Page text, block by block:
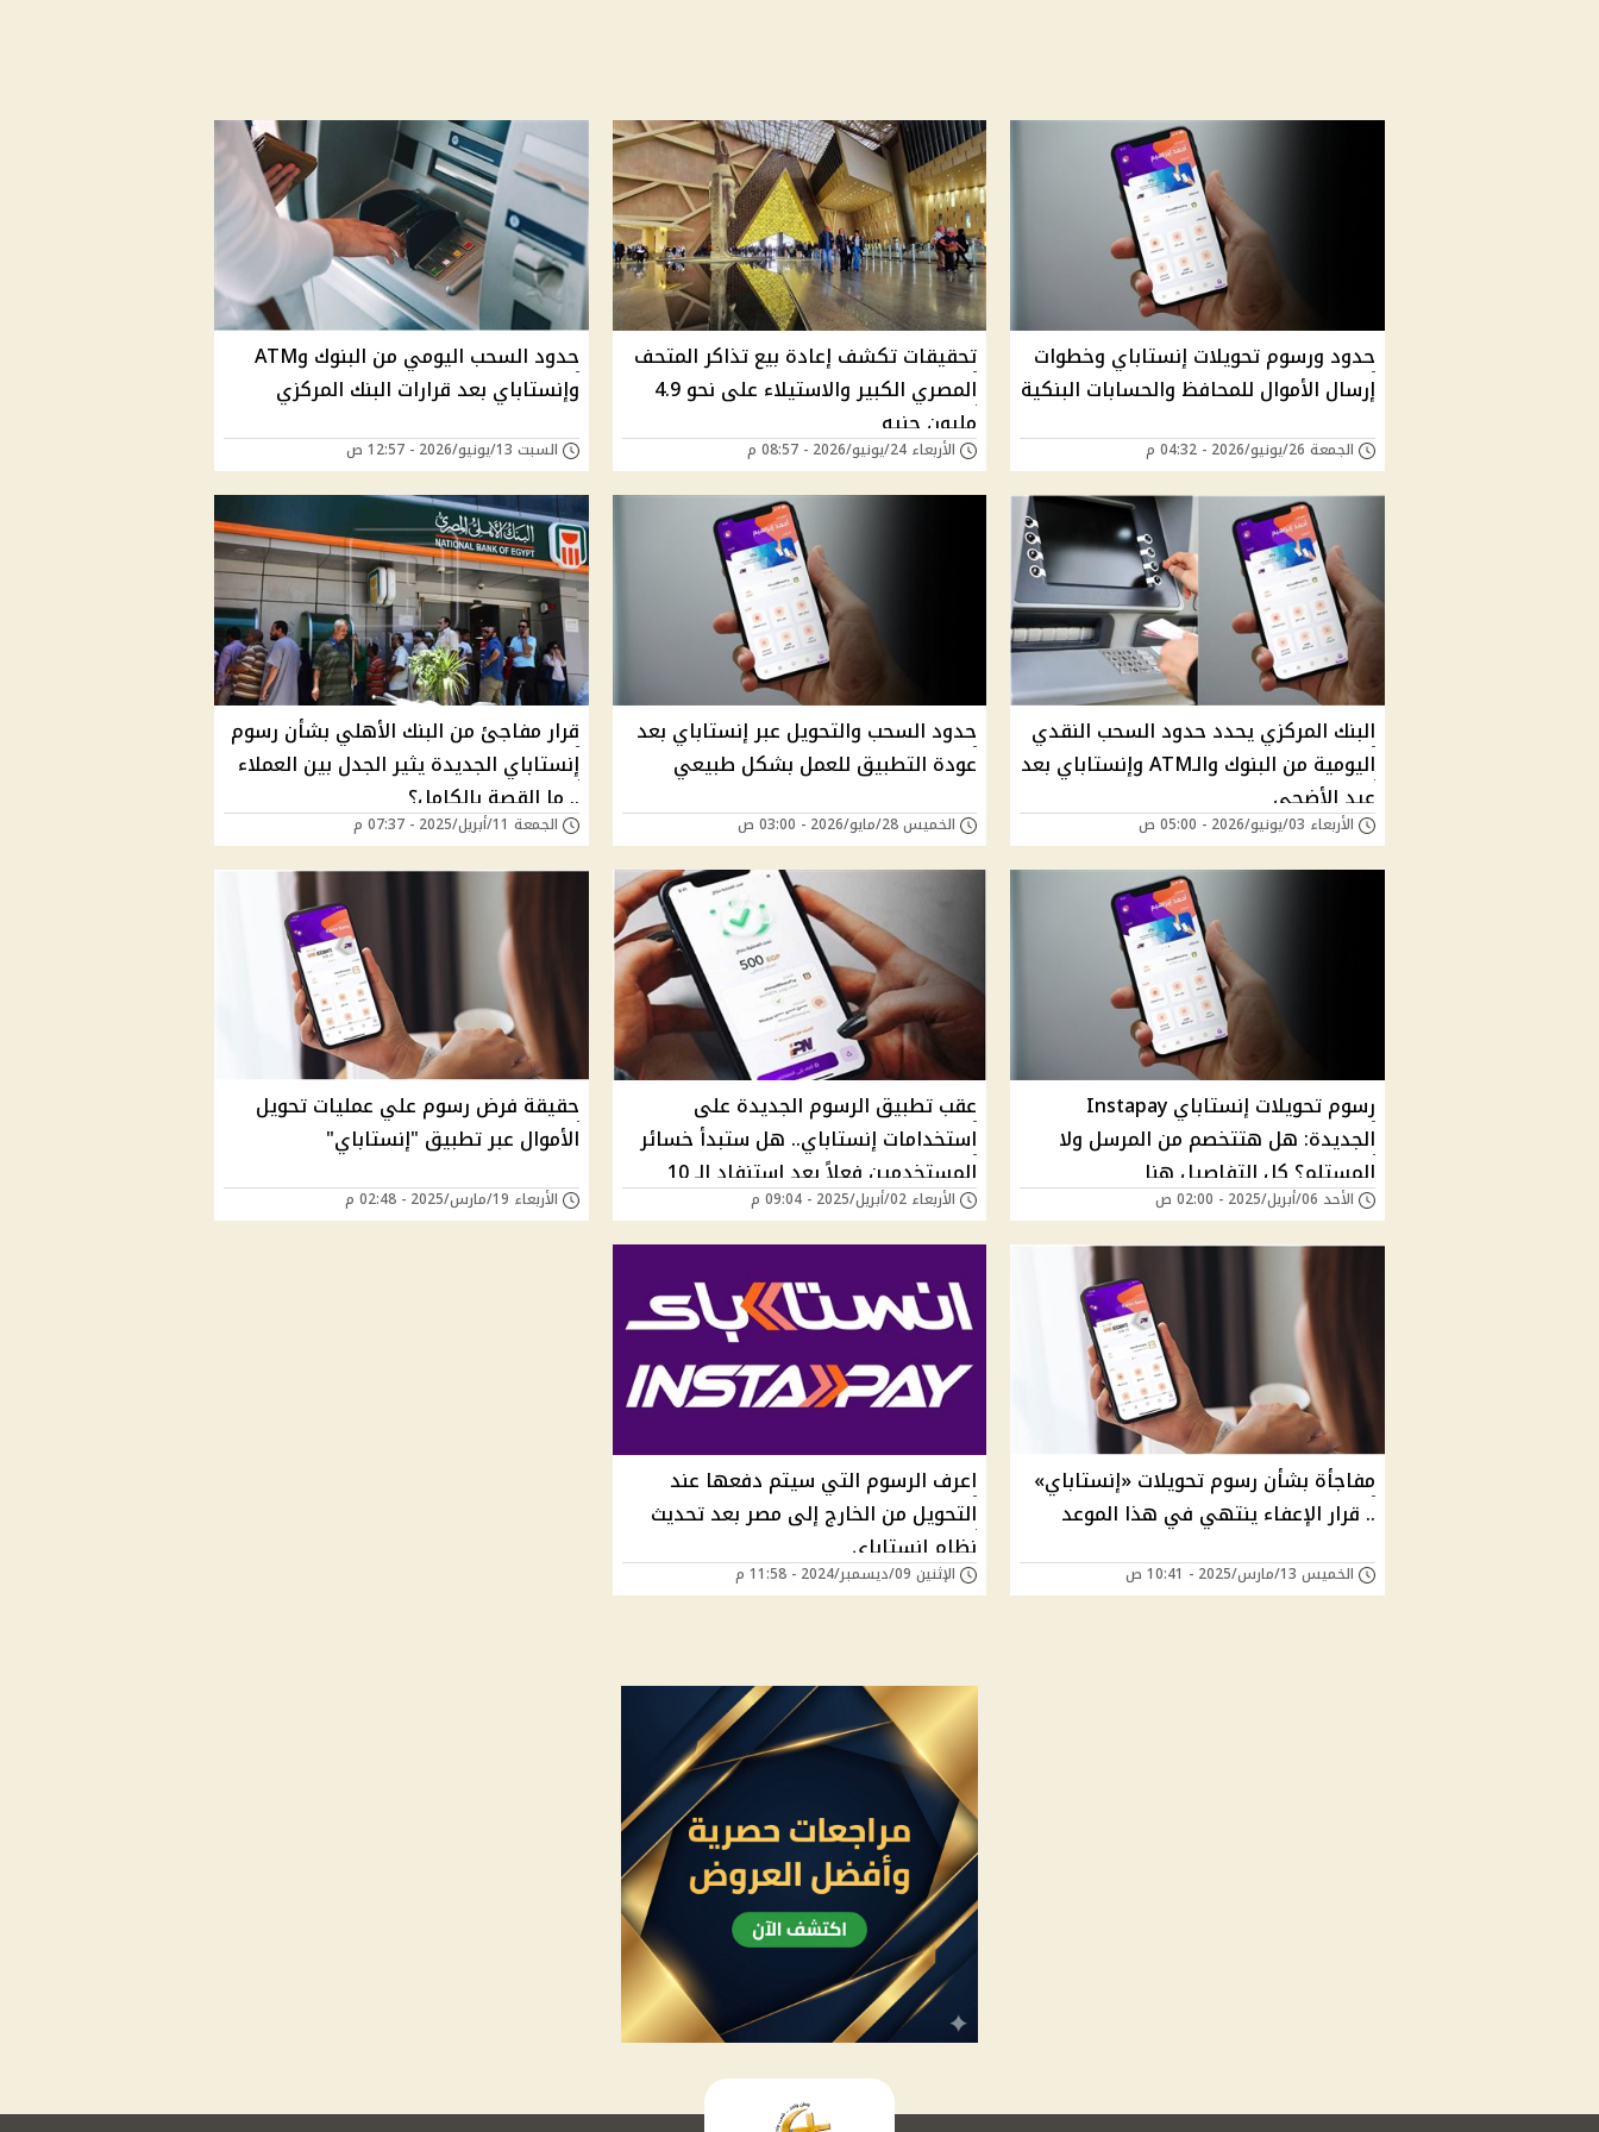
حدود ورسوم تحويلات إنستاباي وخطوات
إرسال الأموال للمحافظ والحسابات البنكية
الجمعة 26/يونيو/2026 - 04:32 م
تحقيقات تكشف إعادة بيع تذاكر المتحف
المصري الكبير والاستيلاء على نحو 4.9
مليون جنيه
الأربعاء 24/يونيو/2026 - 08:57 م
حدود السحب اليومي من البنوك وATM
وإنستاباي بعد قرارات البنك المركزي
السبت 13/يونيو/2026 - 12:57 ص
البنك المركزي يحدد حدود السحب النقدي
اليومية من البنوك والـATM وإنستاباي بعد
عيد الأضحى
الأربعاء 03/يونيو/2026 - 05:00 ص
حدود السحب والتحويل عبر إنستاباي بعد
عودة التطبيق للعمل بشكل طبيعي
الخميس 28/مايو/2026 - 03:00 ص
قرار مفاجئ من البنك الأهلي بشأن رسوم
إنستاباي الجديدة يثير الجدل بين العملاء
.. ما القصة بالكامل؟
الجمعة 11/أبريل/2025 - 07:37 م
رسوم تحويلات إنستاباي Instapay
الجديدة: هل هتتخصم من المرسل ولا
المستلم؟ كل التفاصيل هنا
الأحد 06/أبريل/2025 - 02:00 ص
عقب تطبيق الرسوم الجديدة على
استخدامات إنستاباي.. هل ستبدأ خسائر
المستخدمين فعلاً بعد استنفاد الـ 10
مرات المجانية؟
الأربعاء 02/أبريل/2025 - 09:04 م
حقيقة فرض رسوم علي عمليات تحويل
الأموال عبر تطبيق "إنستاباي"
الأربعاء 19/مارس/2025 - 02:48 م
مفاجأة بشأن رسوم تحويلات «إنستاباي»
.. قرار الإعفاء ينتهي في هذا الموعد
الخميس 13/مارس/2025 - 10:41 ص
اعرف الرسوم التي سيتم دفعها عند
التحويل من الخارج إلى مصر بعد تحديث
نظام انستاباي
الإثنين 09/ديسمبر/2024 - 11:58 م